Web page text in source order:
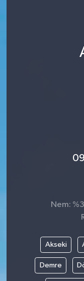
Nem:
Akseki
Demre